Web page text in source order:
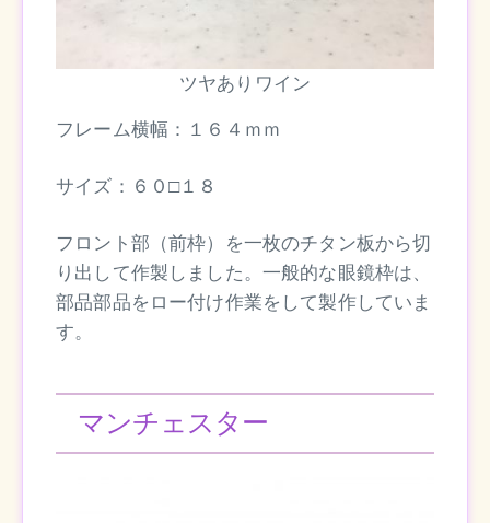
ツヤありワイン
フレーム横幅：１６４ｍｍ
サイズ：６０□１８
フロント部（前枠）を一枚のチタン板から切
り出して作製しました。一般的な眼鏡枠は、
部品部品をロー付け作業をして製作していま
す。
マンチェスター